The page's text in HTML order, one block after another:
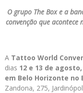
O grupo The Box e a
convenção que acontece
A Tattoo World
dias 12 e 13 de agosto
em Belo Horizonte no
Zandona, 275,